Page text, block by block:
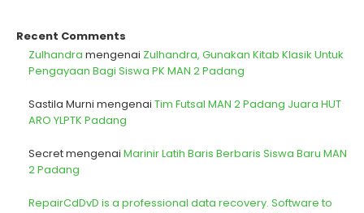
Recent Comments
Zulhandra mengenai Zulhandra, Gunakan Kitab Klasik Untuk
Pengayaan Bagi Siswa PK MAN 2 Padang
Sastila Murni mengenai Tim Futsal MAN 2 Padang Juara HUT
ARO YLPTK Padang
Secretmengenai Marinir Latih Baris Berbaris Siswa Baru MAN
2 Padang
RepairCdDvD is a professional data recovery. Software to